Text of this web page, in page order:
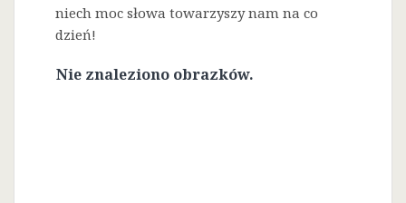
niech moc słowa towarzyszy nam na co
dzień!
Nie znaleziono obrazków.